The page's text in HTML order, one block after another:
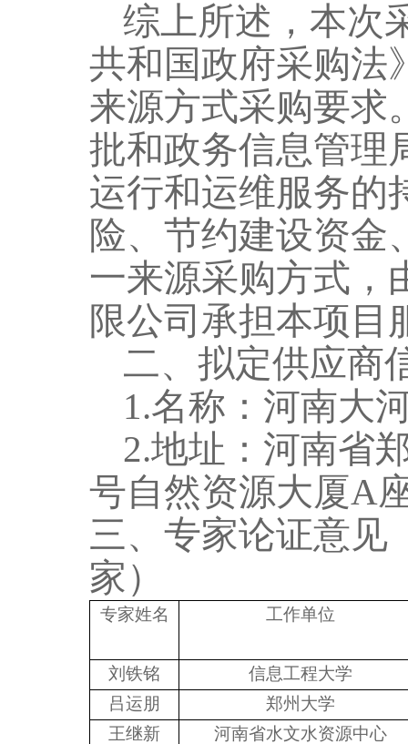
综上所述，本次
共和国政府采购法
来源方式采购要求
批和政务信息管理
运行和运维服务的
险、节约建设资金
一来源采购方式，
限公司承担本项目
二、拟定供应商
1.名称： 河南大
2.地址： 河南省
号自然资源大厦A
三、专家论证意见
家）
专家姓名 工作单位
刘铁铭
信息工程大学
吕运朋
郑州大学
王继新
河南省水文水资源中心